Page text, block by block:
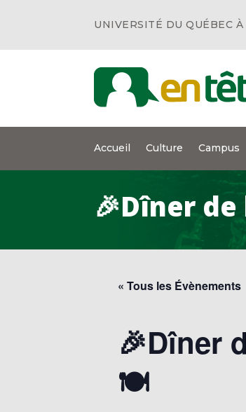
UNIVERSITÉ DU QUÉBEC
Accueil Culture Campus
🎉Dîner
« Tous les Évènements
🎉Dîner
🍽️